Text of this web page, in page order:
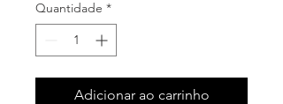
Quantidade *
Adicionar ao carrinho